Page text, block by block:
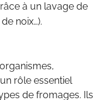
à un lavage de
noix…).
rôle essentiel
de fromages. Ils